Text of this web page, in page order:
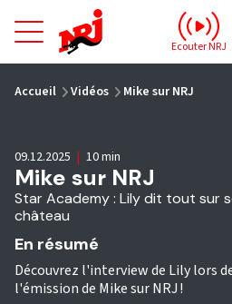
NRJ - Accueil
Ecouter NRJ
Accueil Vidéos Mike sur NRJ
Mike sur NRJ
Star Academy : Lily dit tout sur
château
09.12.2025 | 10 min
En résumé
Découvrez l'interview de Lily lors
l'émission de Mike sur NRJ !